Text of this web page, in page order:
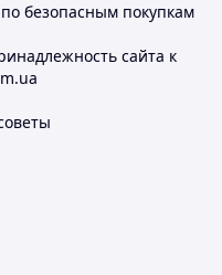
безопасным покупкам
сайта к